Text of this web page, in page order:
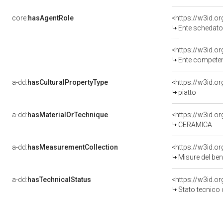
core:hasAgentRole
<https://
Ente
<https://
Ente competente per tutela
a-dd:hasCulturalPropertyType
piatto
a-dd:hasMaterialOrTechnique
<https://
CERAMICA
a-dd:hasMeasurementCollection
<https://
Misure del
a-dd:hasTechnicalStatus
<https://
Stato tecnico